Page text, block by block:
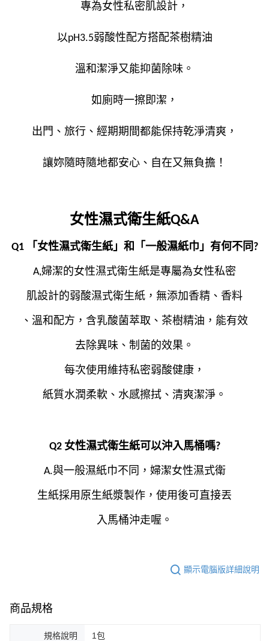
專為女性私密肌設計，
以pH3.5弱酸性配方搭配茶樹精油
溫和潔淨又能抑菌除味。
如廁時一擦即潔，
出門、旅行、經期期間都能保持乾淨清爽，
讓妳隨時隨地都安心、自在又無負擔！
女性濕式衛生紙Q&A
Q1 「女性濕式衛生紙」和「一般濕紙巾」有何不同?
A,婦潔的女性濕式衛生紙是專屬為女性私密
肌設計的弱酸濕式衛生紙，無添加香精、香料
、溫和配方，含乳酸菌萃取、茶樹精油，能有效
去除異味、制菌的效果。
每次使用維持私密弱酸健康，
紙質水潤柔軟、水感擦拭、清爽潔淨。
Q2 女性濕式衛生紙可以沖入馬桶嗎?
A.與一般濕紙巾不同，婦潔女性濕式衛
生紙採用原生紙漿製作，使用後可直接丟
入馬桶沖走喔。
顯示電腦版詳細說明
商品規格
規格說明 1包